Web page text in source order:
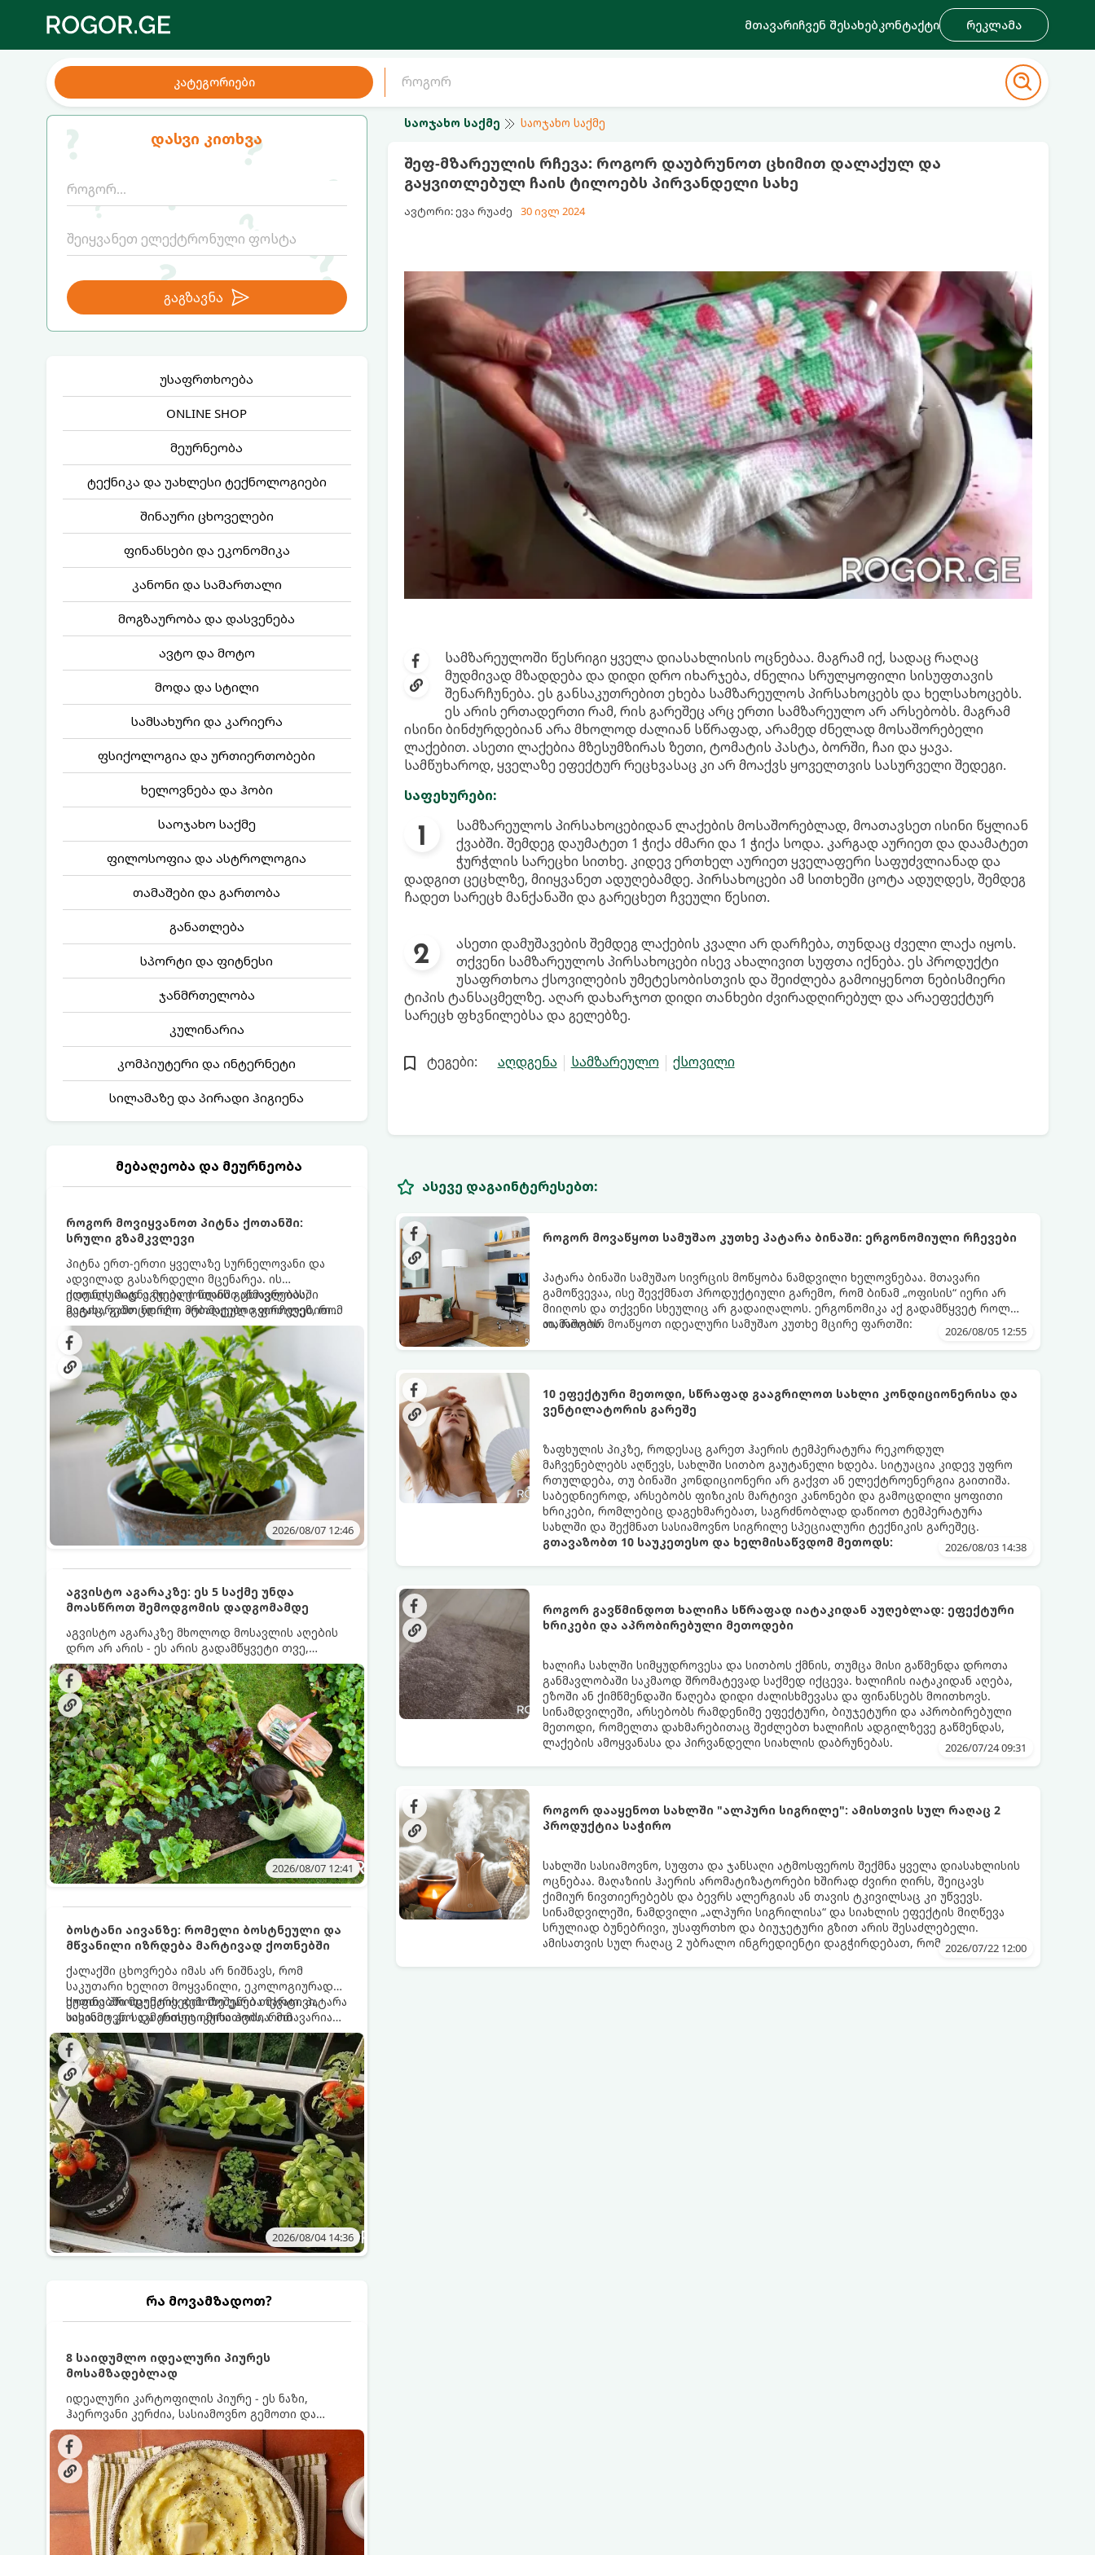
მთავარიჩვენ შესახებკონტაქტი რეკლამა
კატეგორიები
დასვი კითხვა
გაგზავნა
უსაფრთხოება
ONLINE SHOP
მეურნეობა
ტექნიკა და უახლესი ტექნოლოგიები
შინაური ცხოველები
ფინანსები და ეკონომიკა
კანონი და სამართალი
მოგზაურობა და დასვენება
ავტო და მოტო
მოდა და სტილი
სამსახური და კარიერა
ფსიქოლოგია და ურთიერთობები
ხელოვნება და ჰობი
საოჯახო საქმე
ფილოსოფია და ასტროლოგია
თამაშები და გართობა
განათლება
სპორტი და ფიტნესი
ჯანმრთელობა
კულინარია
კომპიუტერი და ინტერნეტი
სილამაზე და პირადი ჰიგიენა
მებაღეობა და მეურნეობა
როგორ მოვიყვანოთ პიტნა ქოთანში:
სრული გზამკვლევი
პიტნა ერთ-ერთი ყველაზე სურნელოვანი და
ადვილად გასაზრდელი მცენარეა. ის
იდეალურად ეგუება ქოთანში ცხოვრებას,
მეტიც, გამოცდილი მებაღეები გვირჩევენ, რომ
პიტნა მხოლოდ ქოთანში მოვიყვანოთ, რადგან
ღია გრუნტში (ბაღში) დარგვისას ის ფესვებით
ძალიან სწრაფად ვრცელდება და სხვა
მცენარეებს ავიწროებს.
ქოთნის პიტნა მთელი წლის განმავლობაში
გაგახარებთ ნორჩი, არომატული ფოთლებით
ჩაის, ლიმონათისა თუ კერძებისთვის.
2026/08/07 12:46
აგვისტო აგარაკზე: ეს 5 საქმე უნდა
მოასწროთ შემოდგომის დადგომამდე
აგვისტო აგარაკზე მხოლოდ მოსავლის აღების
დრო არ არის - ეს არის გადამწყვეტი თვე,
როდესაც საფუძველი ეყრება მომავალი წლის
მოსავალს და ბაღი მზადდება შემოდგომა-
ზამთრის სეზონისთვის. იმისათვის, რომ
ნიადაგმა ენერგია აღიდგინოს, ხოლო
მცენარეებმა ზამთარს გაუძლონ, აგვისტოს
ბოლომდე 5 მნიშვნელოვანი საქმის გაკეთება
უნდა მოასწროთ:
2026/08/07 12:41
ბოსტანი აივანზე: რომელი ბოსტნეული და
მწვანილი იზრდება მარტივად ქოთნებში
ქალაქში ცხოვრება იმას არ ნიშნავს, რომ
საკუთარი ხელით მოყვანილი, ეკოლოგიურად
სუფთა პროდუქტის გემოზე უარი თქვათ. პატარა
აივანიც კი საკმარისია იმისათვის, რომ
მოიწყოთ მინი-ბოსტანი, საიდანაც
ყოველდღიურად ახალ, არომატულ მწვანილსა
და ბოსტნეულს მოკრეფთ.
ქოთნებში მცენარეების მოშენება მარტივი,
სასიამოვნო და ესთეტიკური ჰობია. მთავარია
იცოდეთ, რომელი კულტურები ეგუებიან
ქოთნის პირობებს ყველაზე კარგად და როგორ
მოუაროთ მათ სწორად.
2026/08/04 14:36
რა მოვამზადოთ?
8 საიდუმლო იდეალური პიურეს
მოსამზადებლად
იდეალური კარტოფილის პიურე - ეს ნაზი,
ჰაეროვანი კერძია, სასიამოვნო გემოთი და
ნაღების-მოყვითალო ფერით. მისი მომზადება
ძალიან მარტივია, მაგრამ არსებობს რამდენიმე
საიდუმლო, რომლებიც უნდა იცოდეთ, რომ
პიურე იდეალურად გემრიელი გამოვიდეს.
საოჯახო საქმე საოჯახო საქმე
შეფ-მზარეულის რჩევა: როგორ დაუბრუნოთ ცხიმით დალაქულ და
გაყვითლებულ ჩაის ტილოებს პირვანდელი სახე
ავტორი: ევა რუაძე 30 ივლ 2024
სამზარეულოში წესრიგი ყველა დიასახლისის ოცნებაა. მაგრამ იქ, სადაც რაღაც
მუდმივად მზადდება და დიდი დრო იხარჯება, ძნელია სრულყოფილი სისუფთავის
შენარჩუნება. ეს განსაკუთრებით ეხება სამზარეულოს პირსახოცებს და ხელსახოცებს.
ეს არის ერთადერთი რამ, რის გარეშეც არც ერთი სამზარეულო არ არსებობს. მაგრამ
ისინი ბინძურდებიან არა მხოლოდ ძალიან სწრაფად, არამედ ძნელად მოსაშორებელი
ლაქებით. ასეთი ლაქებია მზესუმზირას ზეთი, ტომატის პასტა, ბორში, ჩაი და ყავა.
სამწუხაროდ, ყველაზე ეფექტურ რეცხვასაც კი არ მოაქვს ყოველთვის სასურველი შედეგი.
საფეხურები:
სამზარეულოს პირსახოცებიდან ლაქების მოსაშორებლად, მოათავსეთ ისინი წყლიან
ქვაბში. შემდეგ დაუმატეთ 1 ჭიქა ძმარი და 1 ჭიქა სოდა. კარგად აურიეთ და დაამატეთ
ჭურჭლის სარეცხი სითხე. კიდევ ერთხელ აურიეთ ყველაფერი საფუძვლიანად და
დადგით ცეცხლზე, მიიყვანეთ ადუღებამდე. პირსახოცები ამ სითხეში ცოტა ადუღდეს, შემდეგ
ჩადეთ სარეცხ მანქანაში და გარეცხეთ ჩვეული წესით.
ასეთი დამუშავების შემდეგ ლაქების კვალი არ დარჩება, თუნდაც ძველი ლაქა იყოს.
თქვენი სამზარეულოს პირსახოცები ისევ ახალივით სუფთა იქნება. ეს პროდუქტი
უსაფრთხოა ქსოვილების უმეტესობისთვის და შეიძლება გამოიყენოთ ნებისმიერი
ტიპის ტანსაცმელზე. აღარ დახარჯოთ დიდი თანხები ძვირადღირებულ და არაეფექტურ
სარეცხ ფხვნილებსა და გელებზე.
ტეგები: აღდგენა სამზარეულო ქსოვილი
ასევე დაგაინტერესებთ:
როგორ მოვაწყოთ სამუშაო კუთხე პატარა ბინაში: ერგონომიული რჩევები
პატარა ბინაში სამუშაო სივრცის მოწყობა ნამდვილი ხელოვნებაა. მთავარი
გამოწვევაა, ისე შევქმნათ პროდუქტიული გარემო, რომ ბინამ „ოფისის“ იერი არ
მიიღოს და თქვენი სხეულიც არ გადაიღალოს. ერგონომიკა აქ გადამწყვეტ როლს
თამაშობს.
აი, როგორ მოაწყოთ იდეალური სამუშაო კუთხე მცირე ფართში: 2026/08/05 12:55
10 ეფექტური მეთოდი, სწრაფად გააგრილოთ სახლი კონდიციონერისა და
ვენტილატორის გარეშე
ზაფხულის პიკზე, როდესაც გარეთ ჰაერის ტემპერატურა რეკორდულ
მაჩვენებლებს აღწევს, სახლში სითბო გაუტანელი ხდება. სიტუაცია კიდევ უფრო
რთულდება, თუ ბინაში კონდიციონერი არ გაქვთ ან ელექტროენერგია გაითიშა.
საბედნიეროდ, არსებობს ფიზიკის მარტივი კანონები და გამოცდილი ყოფითი
ხრიკები, რომლებიც დაგეხმარებათ, საგრძნობლად დაწიოთ ტემპერატურა
სახლში და შექმნათ სასიამოვნო სიგრილე სპეციალური ტექნიკის გარეშეც.
გთავაზობთ 10 საუკეთესო და ხელმისაწვდომ მეთოდს:
2026/08/03 14:38
როგორ გავწმინდოთ ხალიჩა სწრაფად იატაკიდან აუღებლად: ეფექტური
ხრიკები და აპრობირებული მეთოდები
ხალიჩა სახლში სიმყუდროვესა და სითბოს ქმნის, თუმცა მისი გაწმენდა დროთა
განმავლობაში საკმაოდ შრომატევად საქმედ იქცევა. ხალიჩის იატაკიდან აღება,
ეზოში ან ქიმწმენდაში წაღება დიდი ძალისხმევასა და ფინანსებს მოითხოვს.
სინამდვილეში, არსებობს რამდენიმე ეფექტური, ბიუჯეტური და აპრობირებული
მეთოდი, რომელთა დახმარებითაც შეძლებთ ხალიჩის ადგილზევე გაწმენდას,
ლაქების ამოყვანასა და პირვანდელი სიახლის დაბრუნებას.
2026/07/24 09:31
როგორ დააყენოთ სახლში "ალპური სიგრილე": ამისთვის სულ რაღაც 2
პროდუქტია საჭირო
სახლში სასიამოვნო, სუფთა და ჯანსაღი ატმოსფეროს შექმნა ყველა დიასახლისის
ოცნებაა. მაღაზიის ჰაერის არომატიზატორები ხშირად ძვირი ღირს, შეიცავს
ქიმიურ ნივთიერებებს და ბევრს ალერგიას ან თავის ტკივილსაც კი უწვევს.
სინამდვილეში, ნამდვილი „ალპური სიგრილისა“ და სიახლის ეფექტის მიღწევა
სრულიად ბუნებრივი, უსაფრთხო და ბიუჯეტური გზით არის შესაძლებელი.
ამისათვის სულ რაღაც 2 უბრალო ინგრედიენტი დაგჭირდებათ, რომლებიც2026/07/22 12:00